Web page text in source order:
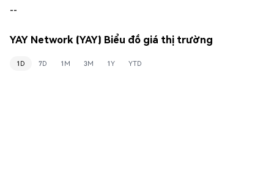
--
YAY Network (YAY) Biểu đồ giá thị trường
1D 7D 1M 3M 1Y YTD